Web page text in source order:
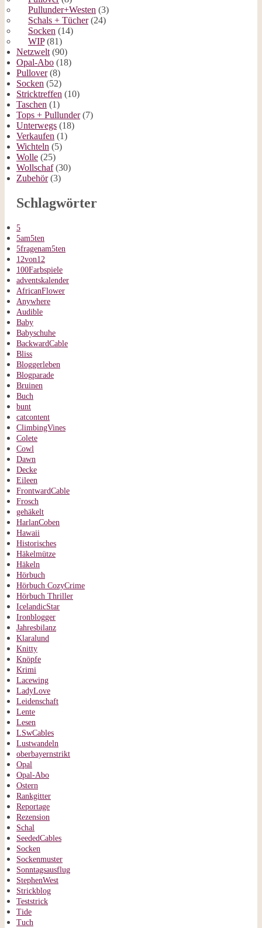
Pullunder+Westen (3)
Schals + Tücher(24)
Socken (14)
WIP(81)
Netzwelt (90)
Opal-Abo (18)
Pullover(8)
Socken (52)
Stricktreffen (10)
Taschen (1)
Tops + Pullunder(7)
Unterwegs (18)
Verkaufen (1)
Wichteln (5)
Wolle (25)
Wollschaf(30)
Zubehör(3)
Schlagwörter
5
5am5ten
5fragenam5ten
12von12
100Farbspiele
adventskalender
AfricanFlower
Anywhere
Audible
Baby
Babyschuhe
BackwardCable
Bliss
Bloggerleben
Blogparade
Bruinen
Buch
bunt
catcontent
ClimbingVines
Colete
Cowl
Dawn
Decke
Eileen
FrontwardCable
Frosch
gehäkelt
HarlanCoben
Hawaii
Historisches
Häkelmütze
Häkeln
Hörbuch
Hörbuch CozyCrime
Hörbuch Thriller
IcelandicStar
Ironblogger
Jahresbilanz
Klaralund
Knitty
Knöpfe
Krimi
Lacewing
LadyLove
Leidenschaft
Lente
Lesen
LSwCables
Lustwandeln
oberbayernstrikt
Opal
Opal-Abo
Ostern
Rankgitter
Reportage
Rezension
Schal
SeededCables
Socken
Sockenmuster
Sonntagsausflug
StephenWest
Strickblog
Teststrick
Tide
Tuch